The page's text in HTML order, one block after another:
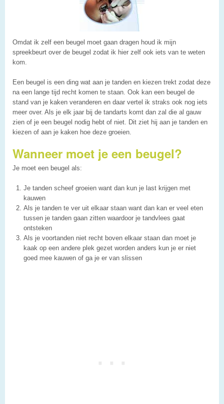
Omdat ik zelf een beugel moet gaan dragen houd ik mijn
spreekbeurt over de beugel zodat ik hier zelf ook iets van te weten
kom.
Een beugel is een ding wat aan je tanden en kiezen trekt zodat deze
na een lange tijd recht komen te staan. Ook kan een beugel de
stand van je kaken veranderen en daar vertel ik straks ook nog iets
meer over. Als je elk jaar bij de tandarts komt dan zal die al gauw
zien of je een beugel nodig hebt of niet. Dit ziet hij aan je tanden en
kiezen of aan je kaken hoe deze groeien.
Wanneer moet je een beugel?
Je moet een beugel als:
Je tanden scheef groeien want dan kun je last krijgen met
kauwen
Als je tanden te ver uit elkaar staan want dan kan er veel eten
tussen je tanden gaan zitten waardoor je tandvlees gaat
ontsteken
Als je voortanden niet recht boven elkaar staan dan moet je
kaak op een andere plek gezet worden anders kun je er niet
goed mee kauwen of ga je er van slissen